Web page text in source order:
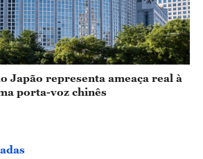
Japão representa ameaça real à
porta-voz chinês